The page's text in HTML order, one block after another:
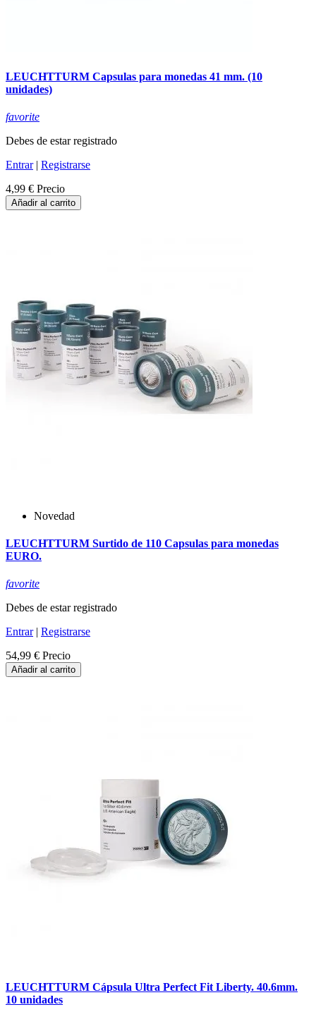
LEUCHTTURM Capsulas para monedas 41 mm. (10
unidades)
favorite
Debes de estar registrado
Entrar| Registrarse
4,99 € Precio
Añadir al carrito
Novedad
LEUCHTTURM Surtido de 110 Capsulas para monedas
EURO.
favorite
Debes de estar registrado
Entrar| Registrarse
54,99 € Precio
Añadir al carrito
LEUCHTTURM Cápsula Ultra Perfect Fit Liberty. 40.6mm.
10 unidades